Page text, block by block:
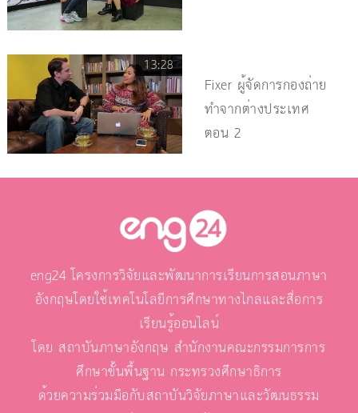
13:28
Fixer ผู้จัดการกองถ่าย
ทำจากต่างประเทศ
ตอน 2
eng24 โครงการวิจัยและพัฒนาการเรียนการสอนภาษา
อังกฤษโดยใช้เทคโนโลยีการศึกษาทางไกลและสื่อการ
เรียนรู้ออนไลน์
โดย สถาบันภาษาอังกฤษ สำนักงานคณะกรรมการการ
ศึกษาขั้นพื้นฐาน กระทรวงศึกษาธิการ
ด้วยความร่วมมือกับสถาบันวิจัยภาษาและวัฒนธรรม